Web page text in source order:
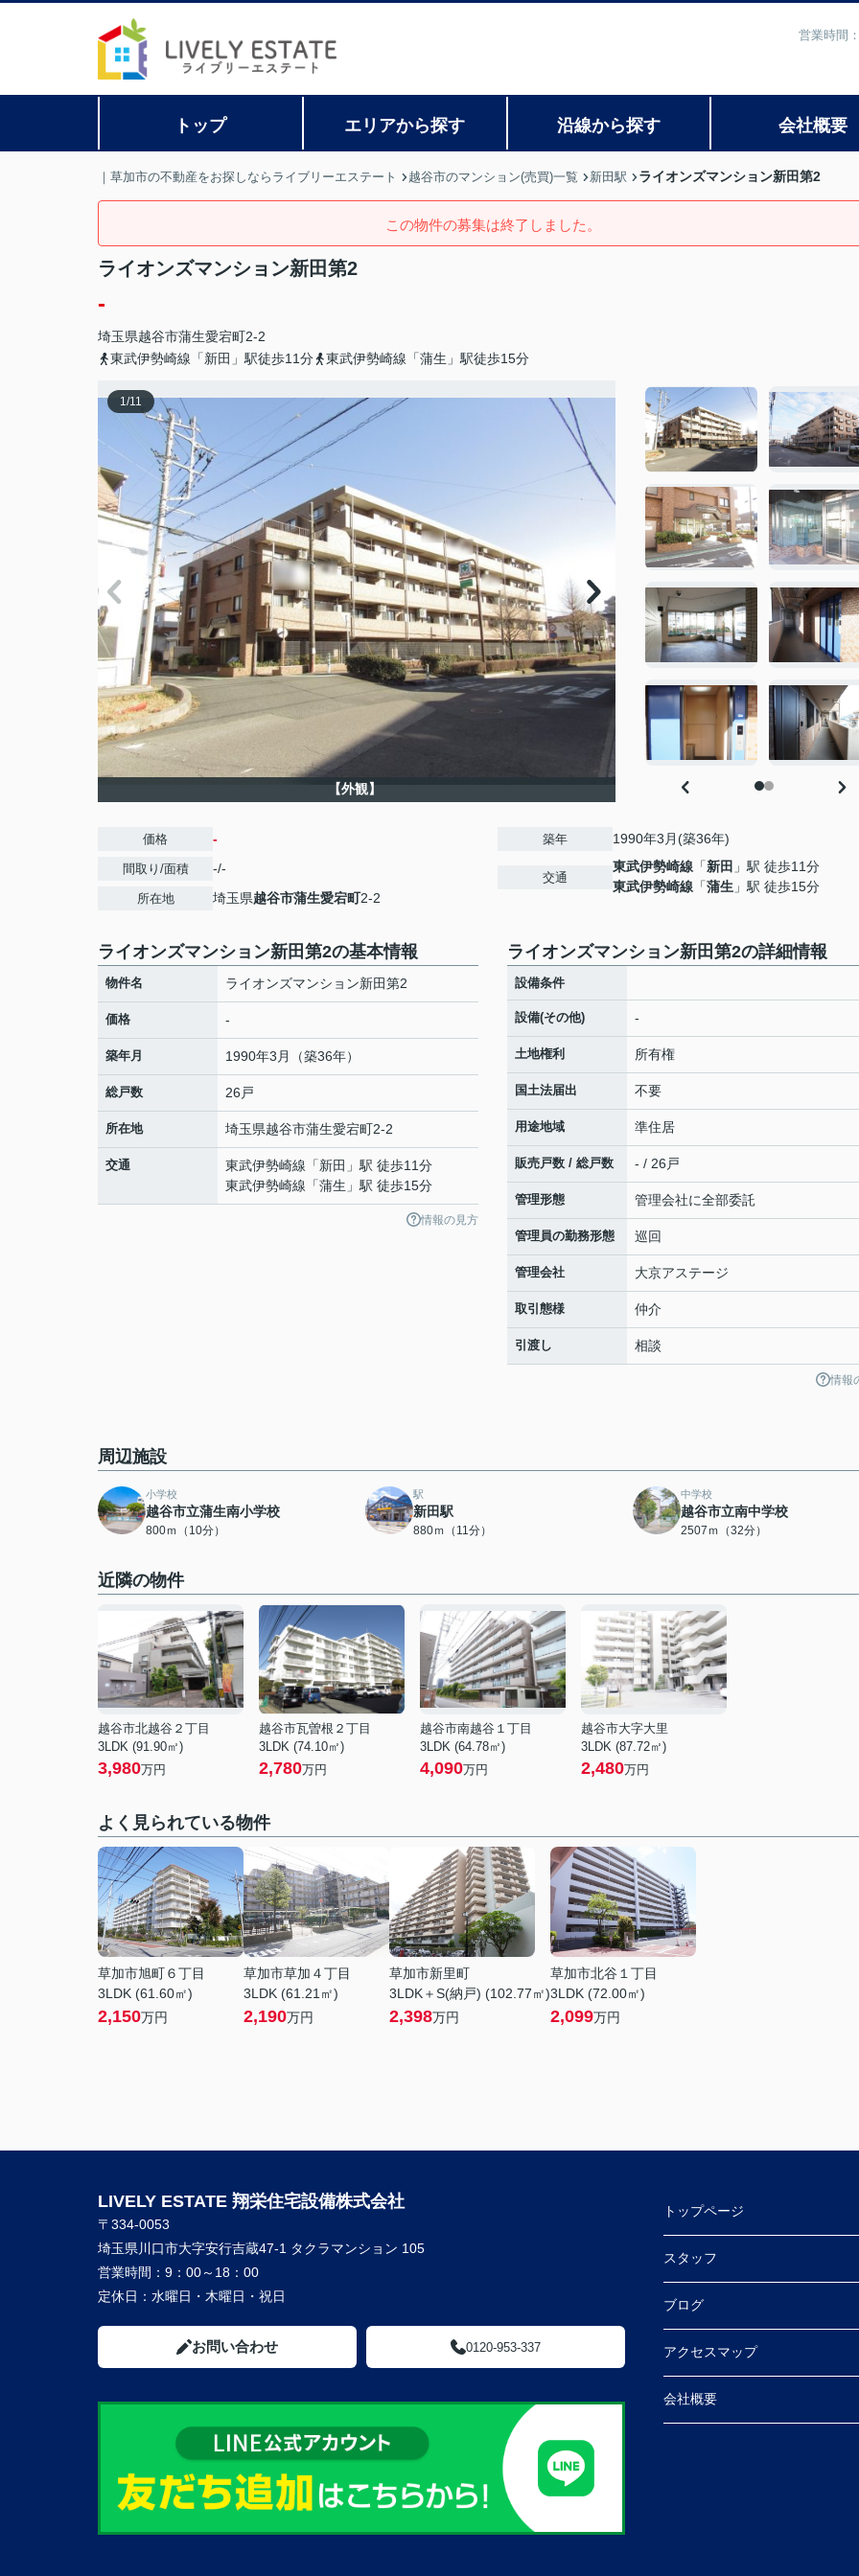
営業時間
トップ エリアから探す 沿線から探す 会社概要
｜草加市の不動産をお探しならライブリーエステート 越谷市のマンション(売買)一覧 新田駅 ライオンズマンション新田第2
この物件の募集は終了しました。
ライオンズマンション新田第2
-
埼玉県越谷市蒲生愛宕町2-2
東武伊勢崎線「新田」駅徒歩11分
東武伊勢崎線「蒲生」駅徒歩15分
1/11
【外観】
価格 -
間取り/面積 -/-
所在地 埼玉県越谷市蒲生愛宕町2-2
築年 1990年3月(築36年)
交通
東武伊勢崎線 「新田 」駅 徒歩11分
東武伊勢崎線 「蒲生 」駅 徒歩15分
ライオンズマンション新田第2の基本情報
物件名 ライオンズマンション新田第2
価格 -
築年月 1990年3月（築36年）
総戸数 26戸
所在地 埼玉県越谷市蒲生愛宕町2-2
交通 東武伊勢崎線 「新田 」駅 徒歩11分
東武伊勢崎線 「蒲生 」駅 徒歩15分
情報の見方
ライオンズマンション新田第2の詳細情報
設備条件
設備(その他) -
土地権利 所有権
国土法届出 不要
用途地域 準住居
販売戸数 / 総戸数 - / 26戸
管理形態 管理会社に全部委託
管理員の勤務形態 巡回
管理会社 大京アステージ
取引態様 仲介
引渡し 相談
情報
周辺施設
小学校
越谷市立蒲生南小学校
800ｍ（10分）
駅
新田駅
880ｍ（11分）
中学校
越谷市立南中学校
2507ｍ（32分）
近隣の物件
越谷市北越谷２丁目
3LDK (91.90㎡)
3,980万円
越谷市瓦曽根２丁目
3LDK (74.10㎡)
2,780万円
越谷市南越谷１丁目
3LDK (64.78㎡)
4,090万円
越谷市大字大里
3LDK (87.72㎡)
2,480万円
よく見られている物件
草加市旭町６丁目
3LDK (61.60㎡)
2,150万円
草加市草加４丁目
3LDK (61.21㎡)
2,190万円
草加市新里町
3LDK＋S(納戸) (102.77㎡)
2,398万円
草加市北谷１丁目
3LDK (72.00㎡)
2,099万円
LIVELY ESTATE 翔栄住宅設備株式会社
〒334-0053
埼玉県川口市大字安行吉蔵47-1 タクラマンション 105
営業時間： 9：00～18：00
定休日： 水曜日・木曜日・祝日
お問い合わせ 0120-953-337
トップページ
スタッフ
ブログ
アクセスマップ
会社概要